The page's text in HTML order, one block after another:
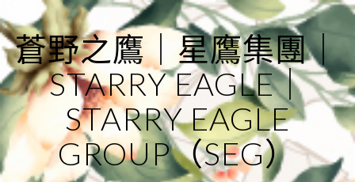
to
content
蒼野之鷹｜星鷹集團｜
STARRY EAGLE｜
STARRY EAGLE
GROUP（SEG）